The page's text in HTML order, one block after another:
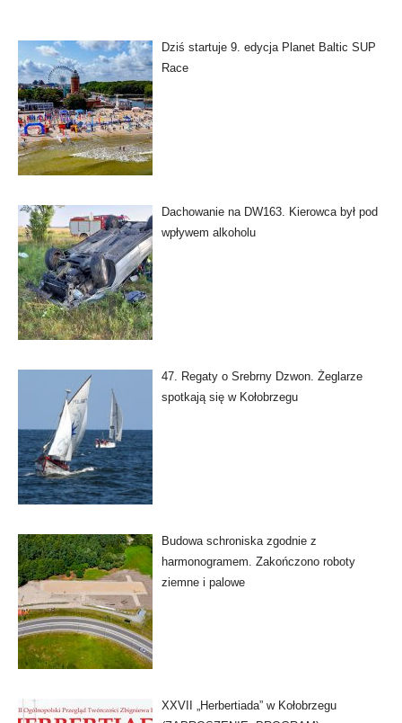
Dziś startuje 9. edycja Planet Baltic SUP
Race
Dachowanie na DW163. Kierowca był pod
wpływem alkoholu
47. Regaty o Srebrny Dzwon. Żeglarze
spotkają się w Kołobrzegu
Budowa schroniska zgodnie z
harmonogramem. Zakończono roboty
ziemne i palowe
XXVII „Herbertiada” w Kołobrzegu